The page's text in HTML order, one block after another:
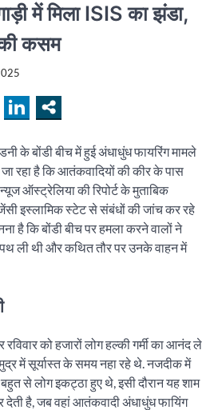
में मिला ISIS का झंडा,
की कसम
के बोंडी बीच में हुई अंधाधुंध फायरिंग मामले
रहा है कि आतंकवादियों की कीर के पास
ऑस्ट्रेलिया की रिपोर्ट के मुताबिक
इस्लामिक स्टेट से संबंधों की जांच कर रहे
है कि बोंडी बीच पर हमला करने वालों ने
ली थी और कथित तौर पर उनके वाहन में
को हजारों लोग हल्की गर्मी का आनंद ले
में सूर्यास्त के समय नहा रहे थे. नजदीक में
बहुत से लोग इकट्ठा हुए थे, इसी दौरान यह शाम
है, जब वहां आतंकवादी अंधाधुंध फायिंग